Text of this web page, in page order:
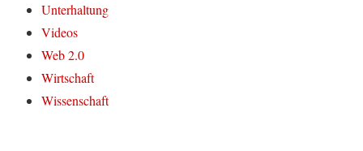
Unterhaltung
Videos
Web 2.0
Wirtschaft
Wissenschaft